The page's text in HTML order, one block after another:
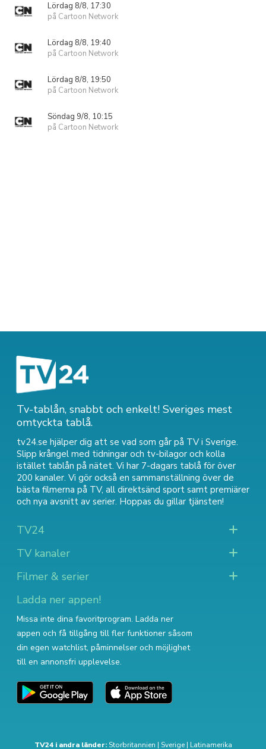
Lördag 8/8, 17:30
på Cartoon Network
Lördag 8/8, 19:40
på Cartoon Network
Lördag 8/8, 19:50
på Cartoon Network
Söndag 9/8, 10:15
på Cartoon Network
Tv-tablån, snabbt och enkelt! Sveriges mest
omtyckta tablå.
tv24.se hjälper dig att se vad som går på TV i Sverige.
Slipp krångel med tidningar och tv-bilagor och kolla
istället tablån på nätet. Vi har 7-dagars tablå för över
200 kanaler. Vi gör också en sammanställning över de
bästa filmerna på TV, all direktsänd sport samt premiärer
och nya avsnitt av serier. Hoppas du gillar tjänsten!
TV24
TV kanaler
Filmer & serier
Ladda ner appen!
Missa inte dina favoritprogram. Ladda ner
appen och få tillgång till fler funktioner såsom
din egen watchlist, påminnelser och möjlighet
till en annonsfri upplevelse.
TV24 i andra länder: Storbritannien | Sverige| Latinamerika